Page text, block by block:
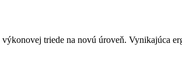
triede na novú úroveň. Vynikajúca